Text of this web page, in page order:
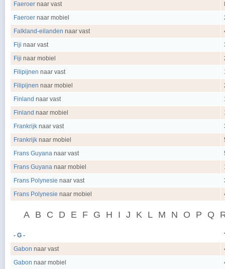
Faeroer naar vast
Faeroer naar mobiel
Falkland-eilanden naar vast
Fiji naar vast
Fiji naar mobiel
Filipijnen naar vast
Filipijnen naar mobiel
Finland naar vast
Finland naar mobiel
Frankrijk naar vast
Frankrijk naar mobiel
Frans Guyana naar vast
Frans Guyana naar mobiel
Frans Polynesie naar vast
Frans Polynesie naar mobiel
A B C D E F G H I J K L M N O P Q
- G -
Gabon naar vast
Gabon naar mobiel